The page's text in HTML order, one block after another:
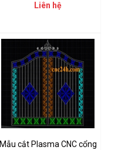
Liên hệ
Mẫu cắt Plasma CNC cổng